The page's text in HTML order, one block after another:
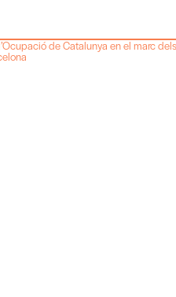
de Catalunya en el marc